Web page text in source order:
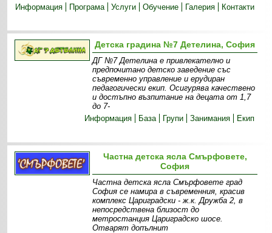
Информация
Програма Услуги Обучение Галерия Контакти
Детска градина №7 Детелина, София
ДГ №7 Детелина е привлекателно и
предпочитано детско заведение със
съвременно управление и ерудиран
педагогически екип. Осигурява качествено
и достъпно възпитание на децата от 1,7
до 7-
Информация
База Групи Занимания Екип
Частна детска ясла Смърфовете,
София
Частна детска ясла Смърфовете град
София се намира в съвременния, красив
комплекс Цариградски - ж.к. Дружба 2, в
непосредствена близост до
метростанция Цариградско шосе.
Отварят допълнит